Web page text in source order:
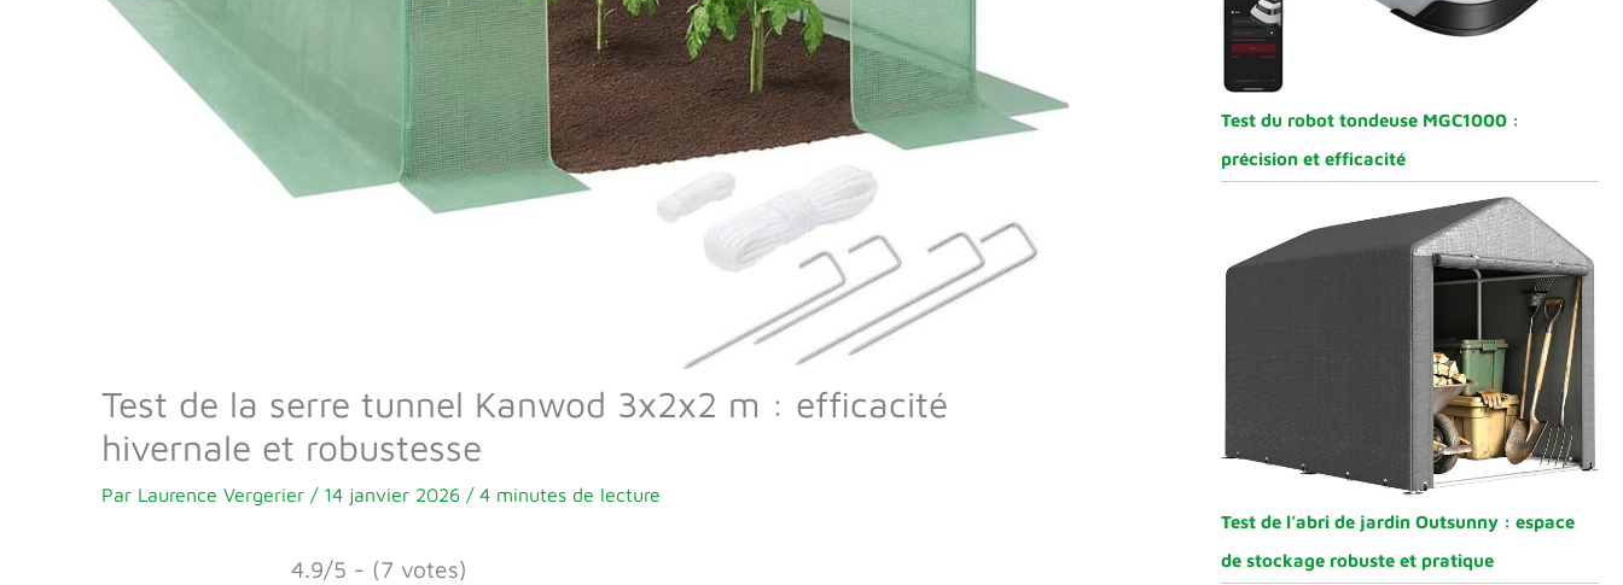
Test de la serre tunnel Kanwod 3x2x2 m : efficacité
hivernale et robustesse
Par Laurence Vergerier / 14 janvier 2026 / 4 minutes de lecture
4.9/5 - (7 votes)
Test du robot tondeuse MGC1000 :
précision et efficacité
Test de l’abri de jardin Outsunny : espace
de stockage robuste et pratique